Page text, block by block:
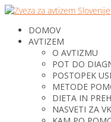
DOMOV
AVTIZEM
O AVTIZMU
POT DO
POSTOPEK
METODE
DIETA IN
NASVETI ZA